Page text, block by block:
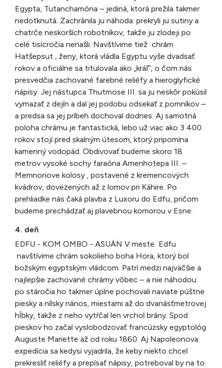
Egypta, Tutanchamóna – jediná, ktorá prežila takmer
nedotknutá. Zachránila ju náhoda: prekryli ju sutiny a
chatrče neskorších robotníkov, takže ju zlodeji po
celé tisícročia nenašli. Navštívime tiež chrám
Hatšepsut , ženy, ktorá vládla Egyptu vyše dvadsať
rokov a oficiálne sa titulovala ako „kráľ“, o čom nás
presvedčia zachované farebné reliéfy a hieroglyfické
nápisy. Jej nástupca Thutmose III. sa ju neskôr pokúsil
vymazať z dejín a dal jej podobu odsekať z pomníkov –
a predsa sa jej príbeh dochoval dodnes. Aj samotná
poloha chrámu je fantastická, lebo už viac ako 3 400
rokov stojí pred skalným útesom, ktorý pripomína
kamenný vodopád. Obdivovať budeme skoro 18
metrov vysoké sochy faraóna Amenhotepa III. –
Memnonove kolosy , postavené z kremencových
kvádrov, dovezených až z lomov pri Káhire. Po
prehliadke nás čaká plavba z Luxoru do Edfu, pričom
budeme prechádzať aj plavebnou komorou v Esne.
4. deň
EDFU - KOM OMBO - ASUÁN V meste Edfu
navštívime chrám sokolieho boha Hora, ktorý bol
božským egyptským vládcom. Patrí medzi najväčšie a
najlepšie zachované chrámy vôbec – a nie náhodou:
po stáročia ho takmer úplne pochovali naviate púštne
piesky a nílsky nános, miestami až do dvanásťmetrovej
hĺbky, takže z neho vytŕčal len vrchol brány. Spod
pieskov ho začal vyslobodzovať francúzsky egyptológ
Auguste Mariette až od roku 1860. Aj Napoleonova
expedícia sa kedysi vyjadrila, že keby niekto chcel
prekresliť reliéfy a prepísať nápisy, potreboval by na to